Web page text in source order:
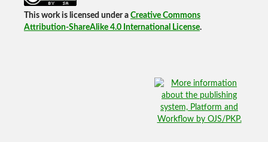
This work is licensed under a Creative Commons
Attribution-ShareAlike 4.0 International License.